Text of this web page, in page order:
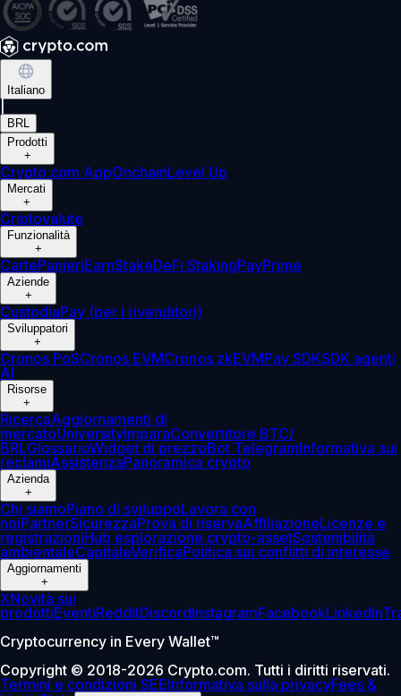
Italiano
BRL
Prodotti
+
Crypto.com AppOnchainLevel Up
Mercati
+
Criptovalute
Funzionalità
+
CartePanieriEarnStakeDeFi StakingPayPrime
Aziende
+
CustodiaPay (per i rivenditori)
Sviluppatori
+
Cronos PoSCronos EVMCronos zkEVMPay SDKSDK agenti
AI
Risorse
+
RicercaAggiornamenti di
mercatoUniversityImparaConvertitore BTC/
BRLGlossarioWidget di prezzoBot TelegramInformativa sui
reclamiAssistenzaPanoramica crypto
Azienda
+
Chi siamoPiano di sviluppoLavora con
noiPartnerSicurezzaProva di riservaAffiliazioneLicenze e
registrazioniHub esplorazione crypto-assetSostenibilità
ambientaleCapitaleVerificaPolitica sui conflitti di interesse
Aggiornamenti
+
XNovità sui
prodottiEventiRedditDiscordInstagramFacebookLinkedin
Cryptocurrency in Every Wallet™
Copyright © 2018-2026 Crypto.com. Tutti i diritti riservati.
Termini e condizioni SEEInformativa sulla privacyFees &